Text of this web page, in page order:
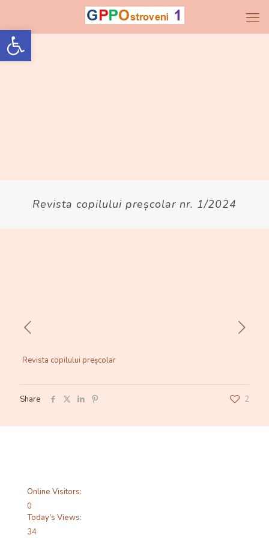
Open toolbar
Revista copilului preșcolar nr. 1/2024
Revista copilului preșcolar
Share 2
Online Visitors:
0
Today's Views:
34